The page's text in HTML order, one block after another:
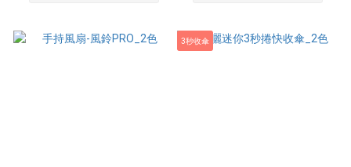
3秒收傘